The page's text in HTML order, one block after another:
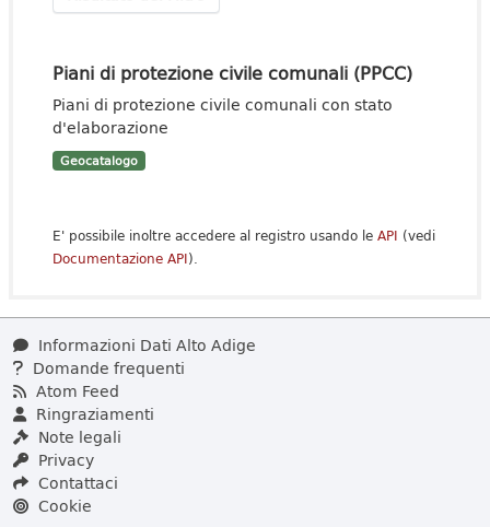
Piani di protezione civile comunali (PPCC)
Piani di protezione civile comunali con stato
d'elaborazione
Geocatalogo
E' possibile inoltre accedere al registro usando le API (vedi
Documentazione API).
Informazioni Dati Alto Adige
Domande frequenti
Atom Feed
Ringraziamenti
Note legali
Privacy
Contattaci
Cookie